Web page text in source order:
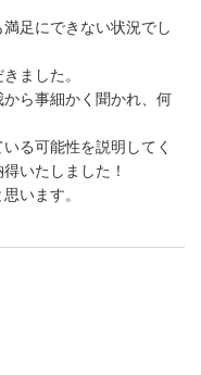
足にできない状況でし
ました。
ら事細かく聞かれ、何
る可能性を説明してく
いたしました！
います。